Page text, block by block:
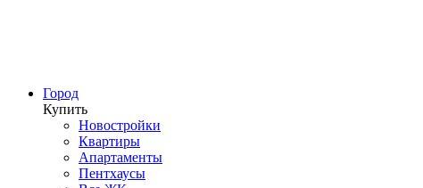
Город
Купить
Новостройки
Квартиры
Апартаменты
Пентхаусы